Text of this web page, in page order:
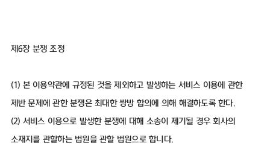
제6장 분쟁 조정
(1) 본 이용약관에 규정된 것을 제외하고 발생하는 서비스 이용에 관한
제반 문제에 관한 분쟁은 최대한 쌍방 합의에 의해 해결하도록 한다.
(2) 서비스 이용으로 발생한 분쟁에 대해 소송이 제기될 경우 회사의
소재지를 관할하는 법원을 관할 법원으로 합니다.